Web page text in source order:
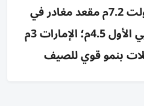
مطارات الإمارات جدولت 7.2م مقعد مغادر في
أغسطس (+4.5%) ودبي الأول 4.5م؛ الإمارات 3م
بنمو قوي للصيف